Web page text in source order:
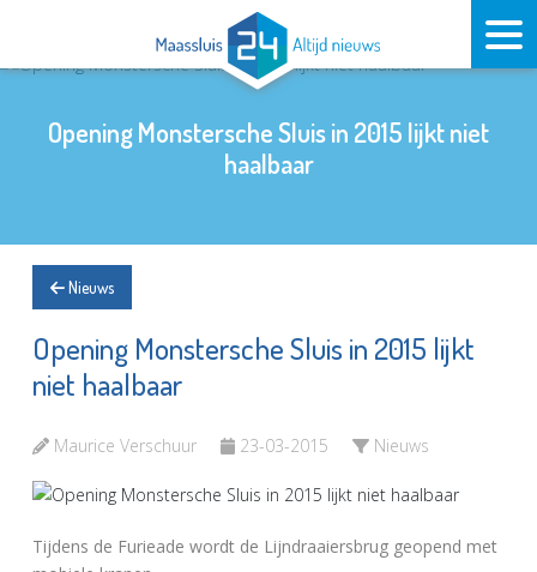
Opening Monstersche Sluis in 2015 lijkt niet
haalbaar
Nieuws
Opening Monstersche Sluis in 2015 lijkt
niet haalbaar
Maurice Verschuur 23-03-2015 Nieuws
Tijdens de Furieade wordt de Lijndraaiersbrug geopend met